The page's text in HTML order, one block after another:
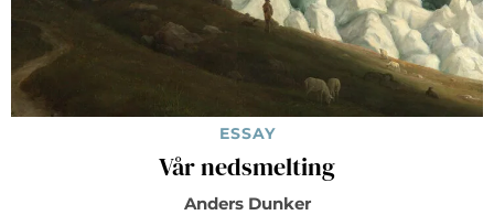
ESSAY
Vår nedsmelting
Anders Dunker